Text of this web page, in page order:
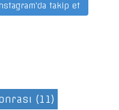
takip et
(11)